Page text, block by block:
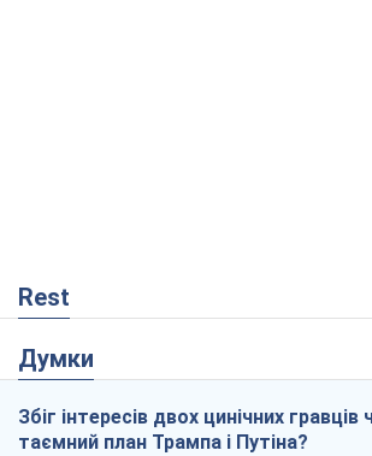
Rest
Думки
Збіг інтересів двох цинічних гравців
таємний план Трампа і Путіна?